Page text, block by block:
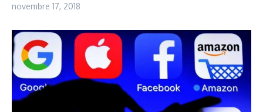
novembre 17, 2018